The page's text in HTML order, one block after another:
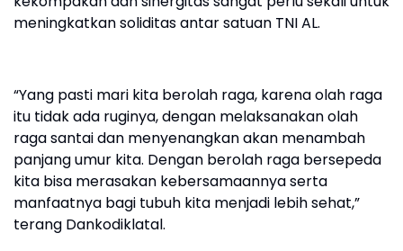
meningkatkan soliditas antar satuan TNI AL.
“Yang pasti mari kita berolah raga, karena olah raga
itu tidak ada ruginya, dengan melaksanakan olah
raga santai dan menyenangkan akan menambah
panjang umur kita. Dengan berolah raga bersepeda
kita bisa merasakan kebersamaannya serta
manfaatnya bagi tubuh kita menjadi lebih sehat,”
terang Dankodiklatal.